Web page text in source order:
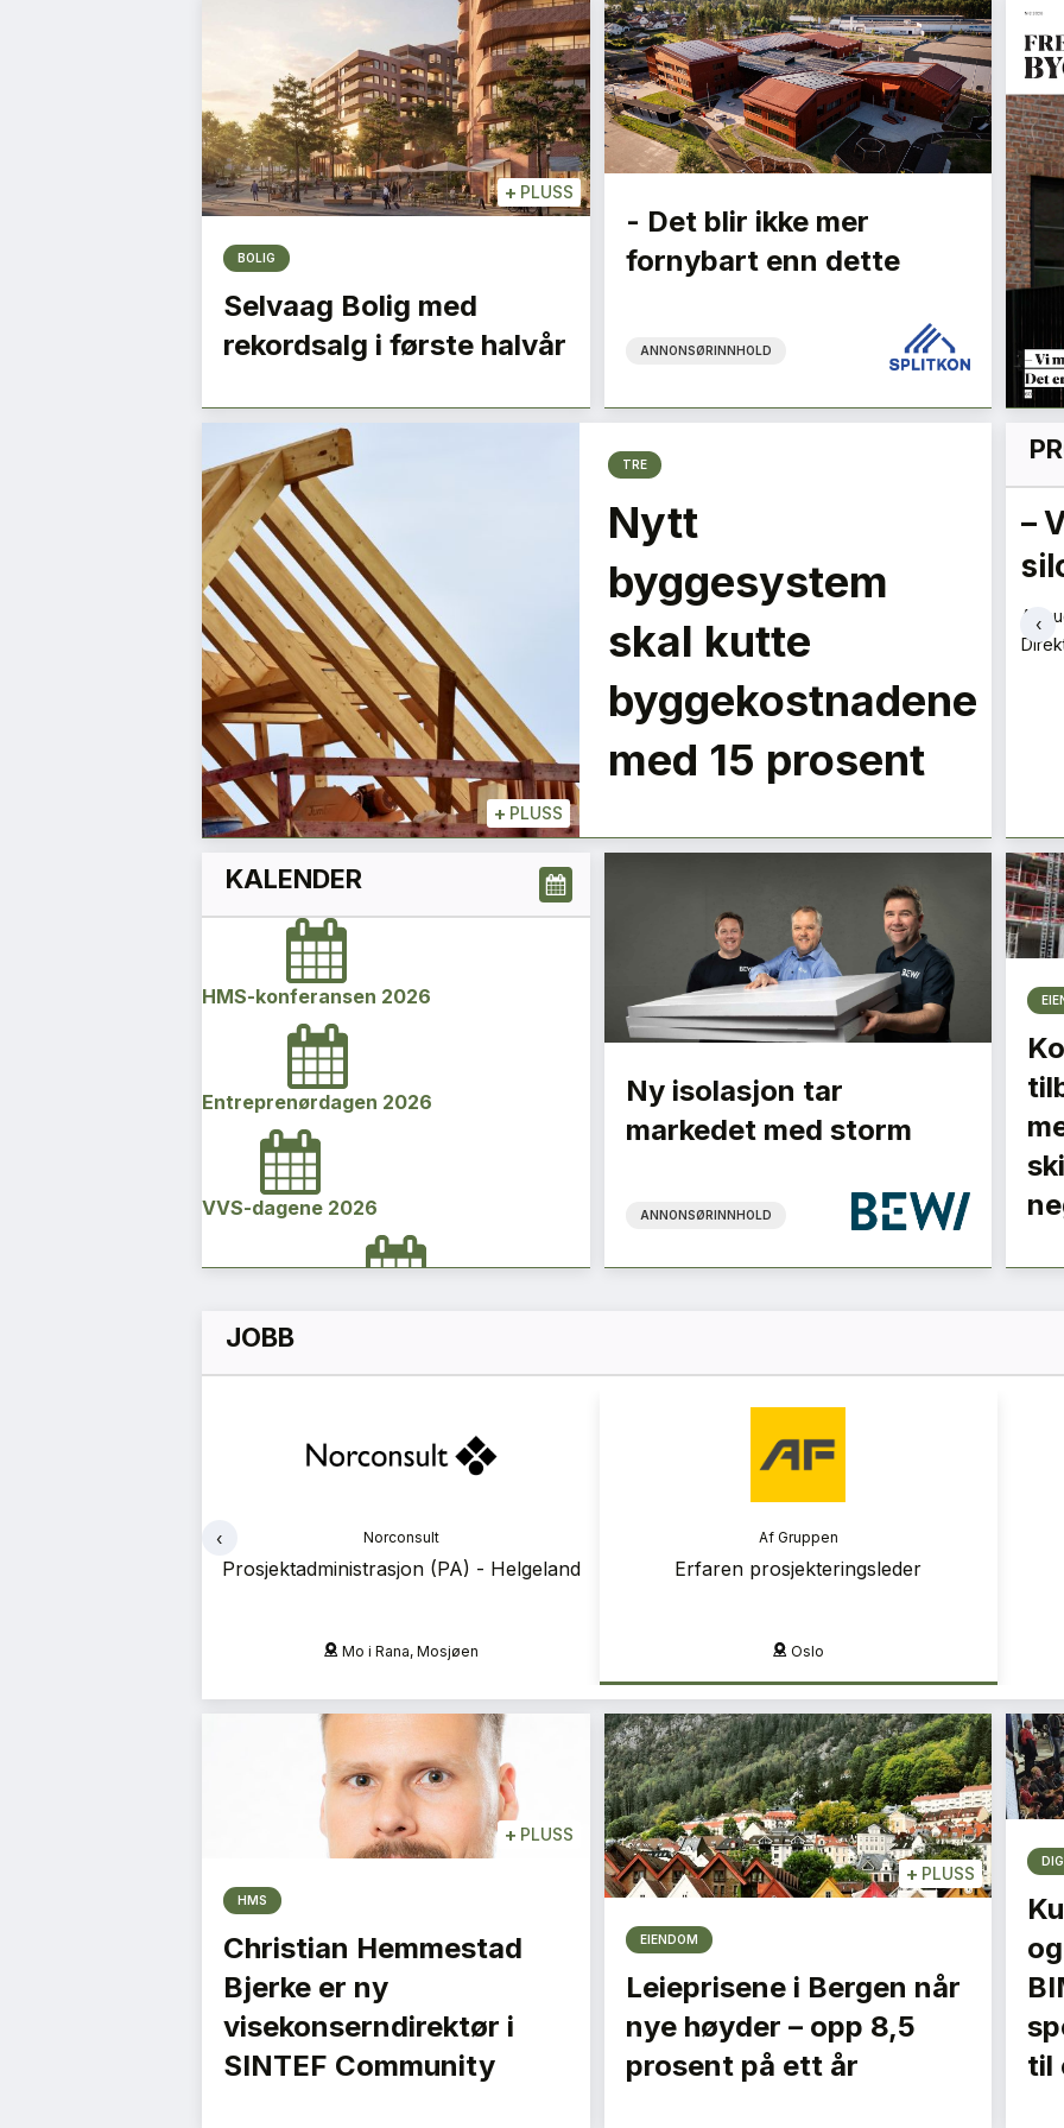
+ PLUSS
BOLIG
Selvaag Bolig med
rekordsalg i første halvår
- Det blir ikke mer
fornybart enn dette
ANNONSØRINNHOLD
+ PLUSS
TRE
Nytt
byggesystem
skal kutte
byggekostnadene
med 15 prosent
Ombrukets sirkulære
skrotnisse
Rune Stene
Daglig leder
Vi må være
optimistiske
Avdelingsleder
–
‹
KALENDER
HMS-konferansen 2026
Entreprenørdagen 2026
VVS-dagene 2026
Vi Bygger Vestland 2026
Byggenæringens Klimakonferanse 2026
Ny isolasjon tar
markedet med storm
ANNONSØRINNHOLD
JOBB
Norconsult
Prosjektadministrasjon (PA) - Helgeland
Mo i Rana, Mosjøen
Af Gruppen
Erfaren prosjekteringsleder
Oslo
‹
+ PLUSS
HMS
Christian Hemmestad
Bjerke er ny
visekonserndirektør i
SINTEF Community
+ PLUSS
EIENDOM
Leieprisene i Bergen når
nye høyder – opp 8,5
prosent på ett år
til